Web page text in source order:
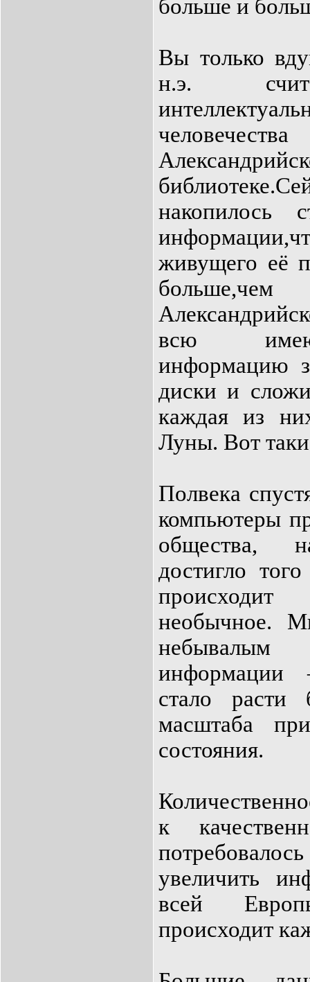
больше и
Вы только
н.э.
накопилось
живущего её
всю
информацию
диски и
каждая из
Луны. Вот
Полвека
компьютеры
общества,
достигло
необычное.
информации
стало расти
масштаба
состояния.
к
увеличить
всей
происходит